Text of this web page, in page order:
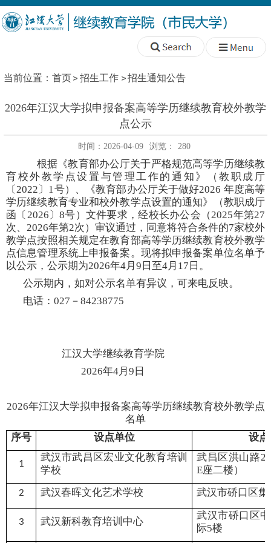
当前位置： 首页 招生工作 招生通知公告
2026年江汉大学拟申报备案高等学历继续教育校外教学
点公示
时间：2026-04-09 浏览： 280
根据《教育部办公厅关于严格规范高等学历继续教
育校外教学点设置与管理工作的通知》（教职成厅
〔2022〕1号） 、 《教育部办公厅关于做好2026 年度高等
学历继续教育专业和校外教学点设置的通知》（教职成厅
函 〔 2026 〕8号） 文件要求，经校长办公会 （2025年第27
次、2026年第2次） 审议通过 ， 同意将符合条件的7家校外
教学点按照相关规定在教育部高等学历继续教育校外教学
点信息管理系统上申报备案。 现将拟申报备案单位名单予
以公示 ， 公示期为2026年4月 9 日至4月17 日。
公示期内，如对公示名单有异议，可来电反映。
电话 ： 027－ 84238775
江汉大学继续教育学院
2026年4月9日
2026年江汉大学拟申报备案高等学历继续教育校外教学点
名单
序号
设点单位 设
1
武汉市武昌区宏业文化教育培训
学校
武昌区洪山路2
E座二楼）
2 武汉春晖文化艺术学校 武汉市硚口区
3 武汉新科教育培训中心
武汉市硚口区
际5楼